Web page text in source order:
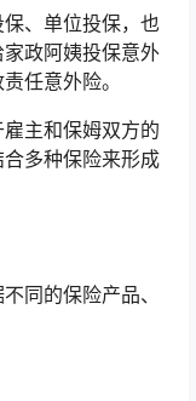
、单位投保，也
政阿姨投保意外
任意外险。
主和保姆双方的
多种保险来形成
同的保险产品、